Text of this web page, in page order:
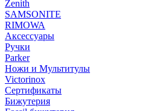
Zenith
SAMSONITE
RIMOWA
Аксессуары
Ручки
Parker
Ножи и Мультитулы
Victorinox
Сертификаты
Бижутерия